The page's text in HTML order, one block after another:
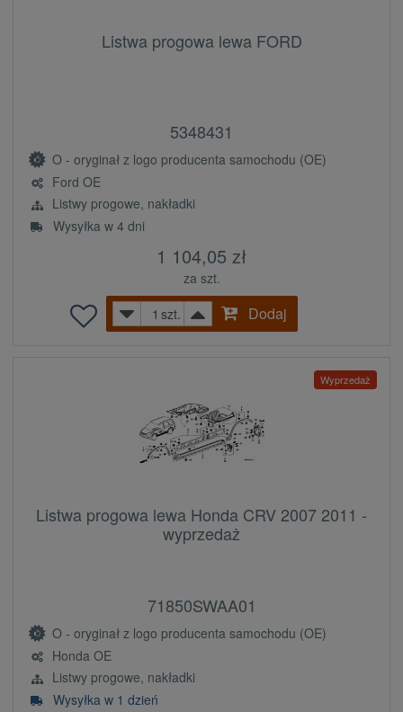
Listwa progowa lewa FORD
5348431
O - oryginał z logo producenta samochodu (OE)
Ford OE
Listwy progowe, nakładki
Wysyłka w 4 dni
1 104,05 zł
za szt.
szt.
Dodaj
Wyprzedaż
Listwa progowa lewa Honda CRV 2007 2011 -
wyprzedaż
71850SWAA01
O - oryginał z logo producenta samochodu (OE)
Honda OE
Listwy progowe, nakładki
Wysyłka w 1 dzień